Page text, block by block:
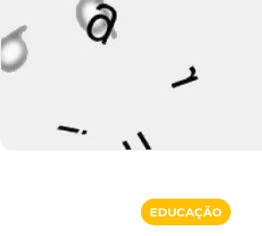
EDUCAÇÃO